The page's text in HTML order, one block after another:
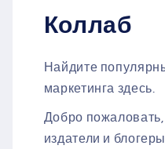
Коллаб
Найдите
маркетинга здесь.
Добро пожаловать,
издатели и